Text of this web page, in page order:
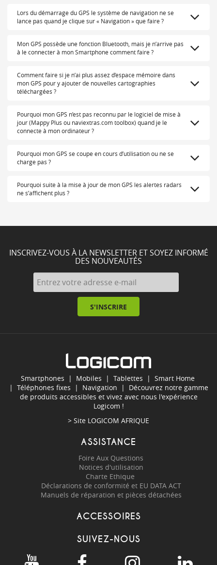
Lors du démarrage du GPS le système de navigation ne se
lance pas quand je clique sur « Navigation » que faire ?
Mon GPS possède une fonction Bluetooth, mais je n’arrive pas
à le connecter à mon Smartphone comment faire ?
Comment faire si je n’ai plus assez d’espace mémoire dans
mon GPS pour y ajouter de nouvelles cartographies
téléchargées ?
Pourquoi mon GPS n’est pas reconnu par le logiciel de mise à
jour (Mappy Plus ou naviextras.com toolbox) quand je le
connecte à mon ordinateur ?
Pourquoi mon GPS se coupe en cours d’utilisation ou ne se
charge pas ?
Pourquoi suite à la mise à jour de mon GPS les alertes radars
ne s’affichent plus ?
INSCRIVEZ-VOUS À LA NEWSLETTER ET SOYEZ INFORMÉ
DES NOUVEAUTÉS
S'INSCRIRE
Smartphones | Mobiles | Tablettes | Smart Home
| Téléphones fixes | Navigation | Découvrez notre gamme
de produits accessibles et vivez avec nous l'expérience
Logicom !
> Site LOGICOM AFRIQUE
ASSISTANCE
Foire Aux Questions
Notices d'utilisation
Charte Ethique
Déclarations de conformité et EU DATA ACT
Manuels de réparation et pièces détachées
ACCESSOIRES
SUIVEZ-NOUS